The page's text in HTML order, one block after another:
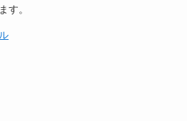
す。